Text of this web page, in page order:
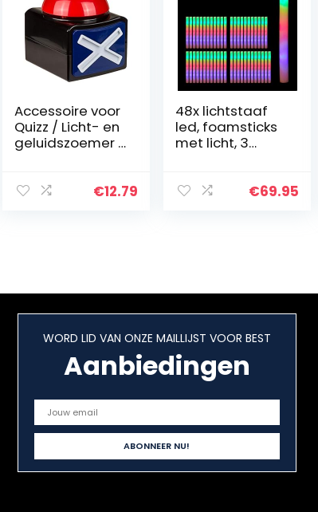
Accessoire voor
Quizz / Licht- en
geluidszoemer /
€12.79
48x lichtstaaf
led, foamsticks
met licht, 3
cm lang, wit
€69.95
WORD LID VAN ONZE MAILLIJST VOOR BEST
Aanbiedingen